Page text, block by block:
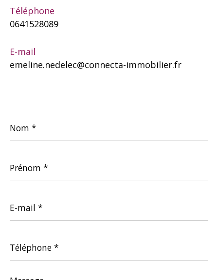
Téléphone
0641528089
E-mail
emeline.nedelec@connecta-immobilier.fr
*
*
mail
*
*
Message